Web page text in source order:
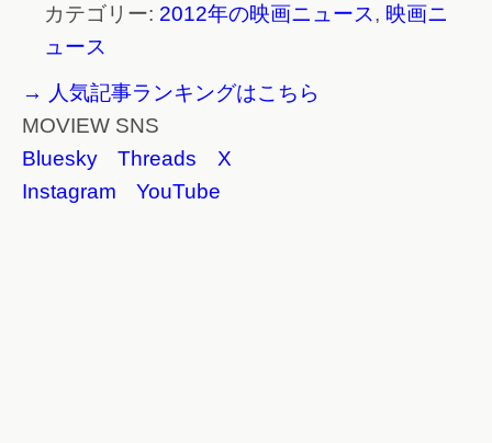
カテゴリー: 2012年の映画ニュース, 映画ニ
ュース
→ 人気記事ランキングはこちら
MOVIEW SNS
Bluesky
Threads
X
Instagram
YouTube